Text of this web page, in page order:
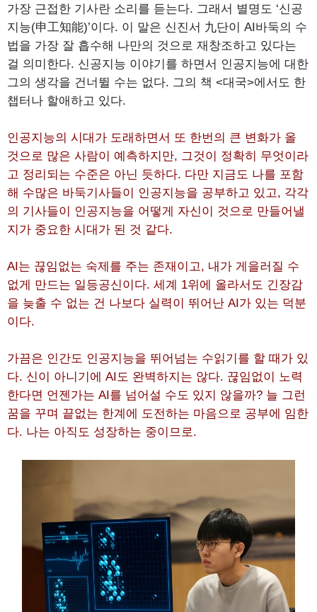
가장 근접한 기사란 소리를 듣는다. 그래서 별명도 ‘신공
지능(申工知能)’이다. 이 말은 신진서 九단이 AI바둑의 수
법을 가장 잘 흡수해 나만의 것으로 재창조하고 있다는
걸 의미한다. 신공지능 이야기를 하면서 인공지능에 대한
그의 생각을 건너뛸 수는 없다. 그의 책 <대국>에서도 한
챕터나 할애하고 있다.
인공지능의 시대가 도래하면서 또 한번의 큰 변화가 올
것으로 많은 사람이 예측하지만, 그것이 정확히 무엇이라
고 정리되는 수준은 아닌 듯하다. 다만 지금도 나를 포함
해 수많은 바둑기사들이 인공지능을 공부하고 있고, 각각
의 기사들이 인공지능을 어떻게 자신이 것으로 만들어낼
지가 중요한 시대가 된 것 같다.
AI는 끊임없는 숙제를 주는 존재이고, 내가 게을러질 수
없게 만드는 일등공신이다. 세계 1위에 올라서도 긴장감
을 늦출 수 없는 건 나보다 실력이 뛰어난 AI가 있는 덕분
이다.
가끔은 인간도 인공지능을 뛰어넘는 수읽기를 할 때가 있
다. 신이 아니기에 AI도 완벽하지는 않다. 끊임없이 노력
한다면 언젠가는 AI를 넘어설 수도 있지 않을까? 늘 그런
꿈을 꾸며 끝없는 한계에 도전하는 마음으로 공부에 임한
다. 나는 아직도 성장하는 중이므로.